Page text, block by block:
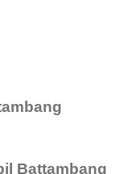
Battambang